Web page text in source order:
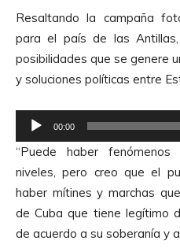
o
Resaltando la campaña
para el país de las
posibilidades que se genere
y soluciones políticas entre
e
p
r
o
d
u
00:00
“Puede haber
niveles, pero creo que el
haber mítines y marchas que
de Cuba que tiene legítimo
de acuerdo a su soberanía y